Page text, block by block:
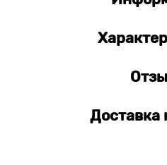
Доставка